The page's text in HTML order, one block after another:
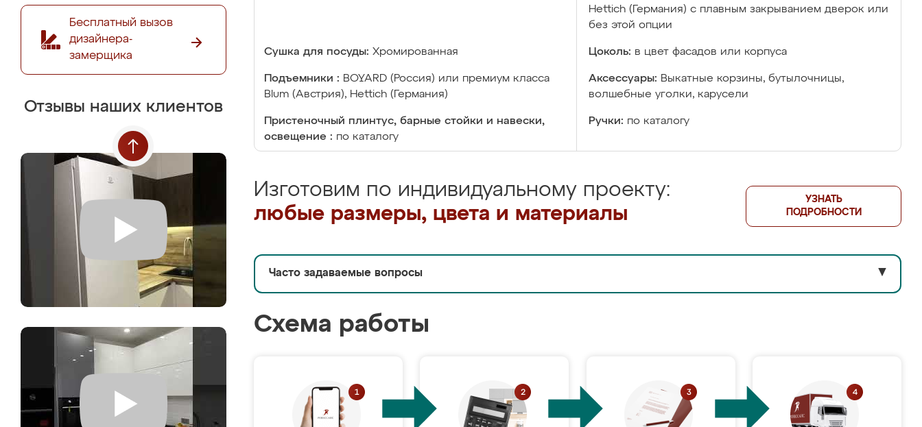
Бесплатный вызов
дизайнера-
замерщика
Отзывы наших клиентов
Hettich (Германия) с плавным закрыванием дверок или
без этой опции
Сушка для посуды: Хромированная Цоколь: в цвет фасадов или корпуса
Подъемники : BOYARD (Россия) или премиум класса
Blum (Австрия), Hettich (Германия)
Аксессуары: Выкатные корзины, бутылочницы,
волшебные уголки, карусели
Пристеночный плинтус, барные стойки и навески,
освещение : по каталогу
Ручки: по каталогу
Изготовим по индивидуальному проекту:
любые размеры, цвета и материалы
УЗНАТЬ
ПОДРОБНОСТИ
Часто задаваемые вопросы ▼
Схема работы